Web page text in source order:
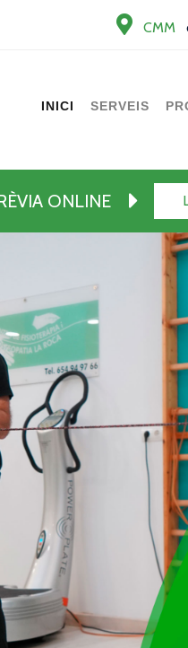
CMM
INICI SERVEIS
ONLINE